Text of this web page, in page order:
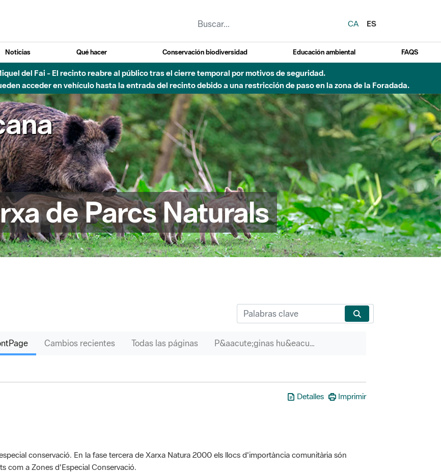
CA
ES
Noticias Qué hacer Conservación biodiversidad Educación ambiental FAQS
del Fai - El recinto reabre al público tras el cierre temporal por motivos de seguridad.
acceder en vehículo hasta la entrada del recinto debido a una restricción de paso en la zona de la Foradada.
de Parcs Naturals
Cambios recientes Todas las páginas P&aacute;ginas hu&eacute;rfanas
Detalles Imprimir
conservació. En la fase tercera de Xarxa Natura 2000 els llocs d'importància comunitària són
com a Zones d'Especial Conservació.